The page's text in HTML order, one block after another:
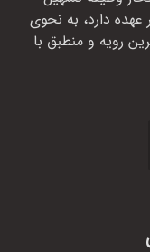
عهده دارد، به نحوی
رویه و منطبق با